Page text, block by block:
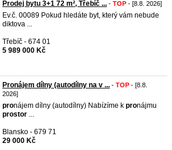
Prodej bytu 3+1 72 m², Třebíč ... - TOP - [8.8. 2026]
Ev.č. 00089 Pokud hledáte byt, který vám nebude
diktova ...
Třebíč - 674 01
5 989 000 Kč
Pronájem dílny (autodílny na v ... - TOP - [8.8.
2026]
pronájem dílny (autodílny) Nabízíme k pronájmu
prostor ...
Blansko - 679 71
29 000 Kč